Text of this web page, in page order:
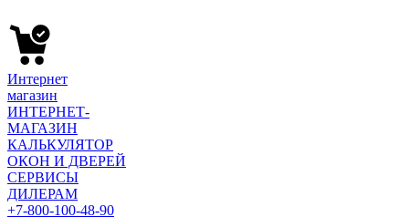
Интернет
магазин
ИНТЕРНЕТ-
МАГАЗИН
КАЛЬКУЛЯТОР
ОКОН И ДВЕРЕЙ
СЕРВИСЫ
ДИЛЕРАМ
+7-800-100-48-90